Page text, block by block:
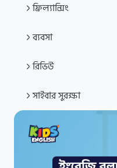
ফ্রিল্যান্সিং
ব্যবসা
রিভিউ
সাইবার সুরক্ষা